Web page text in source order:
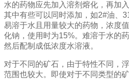
水的药物应先加入溶剂熔化，再加
其中有些可以同时添加，如2#油、
易溶于水且用量较大的药物，浓度
化钠，使用时为15%。难溶于水的
然后配制成低浓度水溶液。
对于不同的矿石，由于特性不同，
范围也较大。即使对于不同类型的